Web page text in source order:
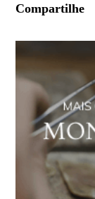
Compartilhe